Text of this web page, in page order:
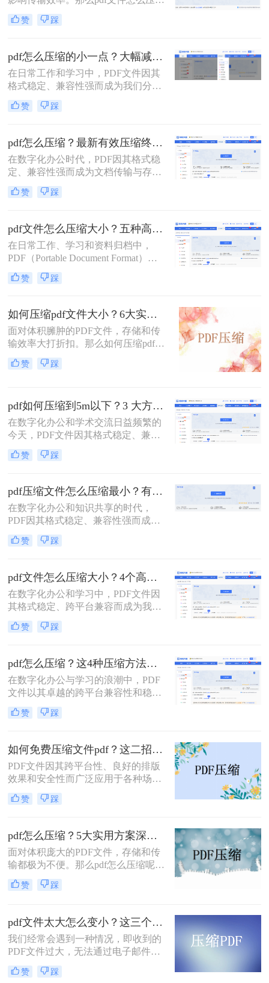
大小呢？本文将系统介绍5种主流压
缩方法，助你精准平衡文件体积与质
赞 踩
pdf怎么压缩的小一点？大幅减小文件体积的有效方法全解析！
在日常工作和学习中，PDF文件因其
格式稳定、兼容性强而成为我们分享
文档、报告和资料的首选格式。然
而，随之而来的问题也显而易见：过
在通过邮件发送、即时通讯工具传输
或上传至云平台时受到限制，严重影
响效率。因此，pdf怎么压缩的小一
点，成为一项必备技能。
赞 踩
pdf怎么压缩？最新有效压缩终极指南！
在数字化办公时代，PDF因其格式稳
定、兼容性强而成为文档传输与存档
的首选。然而，高分辨率图片、嵌入
字体和多媒体内容也使得PDF文件体
送、云端存储和即时分享带来了巨大
困扰。如何高效、无损（或视觉无
损）地压缩PDF，成为一个普遍需
求。那么pdf怎么压缩呢？
赞 踩
pdf文件怎么压缩大小？五种高效方法全面解析与实战！
在日常工作、学习和资料归档中，
PDF（Portable Document Format）因
其跨平台、格式固定的特性而成为最
常用的文件格式之一。然而，随之而
不仅占用存储空间，更在邮件发送、
即时通讯传输和网页上传时带来诸多
不便。如何在不显著损失质量的前提
下，有效“瘦身”PDF文件，已成为一
项必备技能。
赞 踩
如何压缩pdf文件大小？6大实用压缩方案深度解析！
面对体积臃肿的PDF文件，存储和传
输效率大打折扣。那么如何压缩pdf文
件大小呢？本文为您梳理6种主流压
缩方案，从原理到实操，助您轻松掌
赞 踩
pdf如何压缩到5m以下？3 大方法手把手教，轻松过平台限制！
在数字化办公和学术交流日益频繁的
今天，PDF文件因其格式稳定、兼容
性强而成为我们传递信息的主要载
体。然而，一个棘手的问题常常困扰
电子邮件发送简历、在学术平台提交
论文，还是在微信等即时通讯工具中
分享资料，平台往往对附件大小有严
格限制，最常见的门槛就是5MB。一
个几十兆甚至上百兆的PDF文件，不
仅传输耗时，还可能直接导致发送失
赞 踩
pdf压缩文件怎么压缩最小？有效压缩方法终极指南！
在数字化办公和知识共享的时代，
PDF因其格式稳定、兼容性强而成为
文档传输的首选。然而，庞大的PDF
文件时常为我们带来困扰：邮箱附件
下载耗时、设备存储空间告急。pdf压
缩文件怎么压缩最小，成为许多人迫
切需要的技能。
赞 踩
pdf文件怎么压缩大小？4个高效传输与存储方法详解！
在数字化办公和学习中，PDF文件因
其格式稳定、跨平台兼容而成为我们
日常交流的首选格式。然而，过大的
PDF文件——无论是包含大量高分辨
书，还是设计精美的产品手册——都
会给邮件发送、云端存储和即时传输
带来诸多不便。幸运的是，通过一系
列高效的方法，我们可以显著减小
PDF文件的体积，而无需牺牲过多的
可读性。那么pdf文件怎么压缩大小
法，从在线工具到专业软件，从自动
优化到手动精调，助您轻松驾驭PDF
文件大小。
赞 踩
pdf怎么压缩？这4种压缩方法助您pdf文件“瘦身”！
在数字化办公与学习的浪潮中，PDF
文件以其卓越的跨平台兼容性和稳定
的格式呈现，成为了我们日常工作、
学习和交流中不可或缺的载体。然
复杂排版的广泛应用，PDF文件的体
积也日益“臃肿”。一个几十兆甚至上
百兆的PDF文件，不仅占用宝贵的存
储空间，更在通过邮件发送、即时通
讯工具传输或上传至云盘时，变得异
常缓慢且不便。
赞 踩
如何免费压缩文件pdf？这二招快来看！
PDF文件因其跨平台性、良好的排版
效果和安全性而广泛应用于各种场
合。然而，过大的PDF文件可能会给
传输和存储带来不便。那么如何免费
压缩PDF文件的方法，帮助您轻松解
决PDF文件过大的问题。
赞 踩
pdf怎么压缩？5大实用方案深度解析！
面对体积庞大的PDF文件，存储和传
输都极为不便。那么pdf怎么压缩呢？
本文将详解5种主流压缩方案，从原
理到实操，助您轻松掌握PDF瘦身技
赞 踩
pdf文件太大怎么变小？这三个方法都可以缩小！
我们经常会遇到一种情况，即收到的
PDF文件过大，无法通过电子邮件或
其他方式进行传输。那么，pdf文件太
大怎么变小呢？在本文中，我们将向
赞 踩